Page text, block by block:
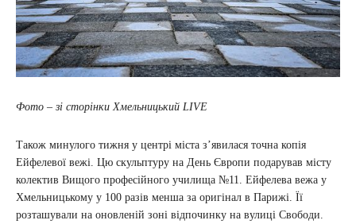
Фото – зі сторінки Хмельницький LIVE
Також минулого тижня у центрі міста з’явилася точна копія
Ейфелевої вежі. Цю скульптуру на День Європи подарував місту
колектив Вищого професійного училища №11. Ейфелева вежа у
Хмельницькому у 100 разів менша за оригінал в Парижі. Її
розташували на оновленій зоні відпочинку на вулиці Свободи.